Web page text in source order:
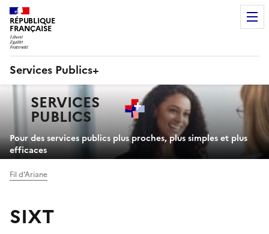
RÉPUBLIQUE
FRANÇAISE
Services Publics+
principaleSERVICES
PUBLICS+
Pour des services publics plus proches, plus simples et plus
efficaces
Fil d'Ariane
SIXT